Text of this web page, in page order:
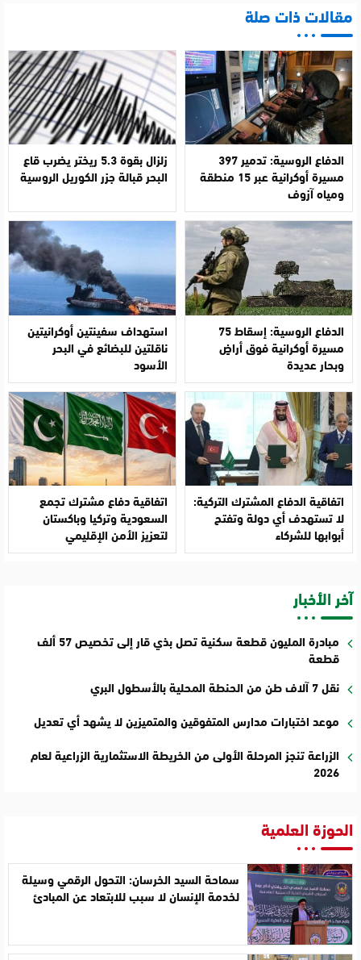
مقالات ذات صلة
الدفاع الروسية: تدمير 397
مسيرة أوكرانية عبر 15 منطقة
ومياه آزوف
زلزال بقوة 5.3 ريختر يضرب قاع
البحر قبالة جزر الكوريل الروسية
الدفاع الروسية: إسقاط 75
مسيرة أوكرانية فوق أراضٍ
وبحار عديدة
استهداف سفينتين أوكرانيتين
ناقلتين للبضائع في البحر
الأسود
اتفاقية الدفاع المشترك التركية:
لا تستهدف أي دولة وتفتح
أبوابها للشركاء
اتفاقية دفاع مشترك تجمع
السعودية وتركيا وباكستان
لتعزيز الأمن الإقليمي
آخر الأخبار
مبادرة المليون قطعة سكنية تصل بذي قار إلى تخصيص 57 ألف
قطعة
نقل 7 آلاف طن من الحنطة المحلية بالأسطول البري
موعد اختبارات مدارس المتفوقين والمتميزين لا يشهد أي تعديل
الزراعة تنجز المرحلة الأولى من الخريطة الاستثمارية الزراعية لعام
2026
الحوزة العلمية
سماحة السيد الخرسان: التحول الرقمي وسيلة
لخدمة الإنسان لا سبب للابتعاد عن المبادئ